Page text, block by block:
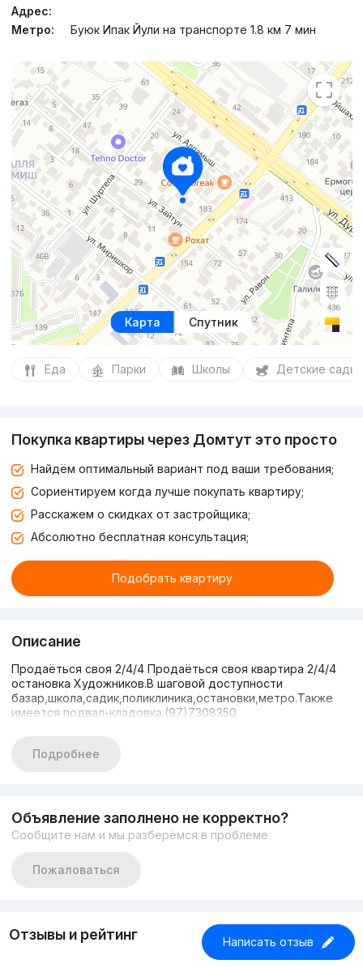
Адрес:
Метро:
Буюк Ипак Йули на транспорте 1.8 км 7 мин
Карта Спутник
Еда Парки Школы Детские сады
Покупка квартиры через Домтут это просто
Найдём оптимальный вариант под ваши требования;
Сориентируем когда лучше покупать квартиру;
Расскажем о скидках от застройщика;
Абсолютно бесплатная консультация;
Подобрать квартиру
Описание
Продаёться своя 2/4/4 Продаёться своя квартира 2/4/4
остановка Художников.В шаговой доступности
базар,школа,садик,поликлиника,остановки,метро.Также
имеется подвал-кладовка.(97)7308350
Подробнее
Объявление заполнено не корректно?
Сообщите нам и мы разберёмся в проблеме
Пожаловаться
Отзывы и рейтинг Написать отзыв